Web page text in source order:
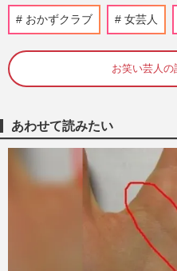
《リバウン
餅田コシヒ
週刊女性2023年
ってしまう
週刊女性2017年
オカリナ
た大炎上しち
週刊女性2016年2
おかずクラブ 女芸人
お笑い芸人
あわせて読みたい